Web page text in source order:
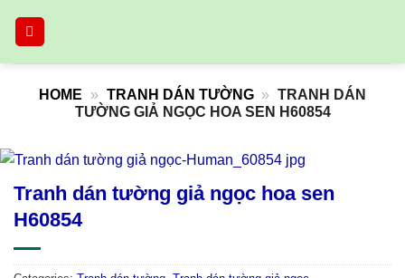
HOME » TRANH DÁN TƯỜNG » TRANH DÁN
TƯỜNG GIẢ NGỌC HOA SEN H60854
Tranh dán tường giả ngọc hoa sen
H60854